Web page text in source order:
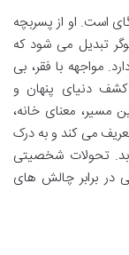
است. او از پسربچه
تبدیل می شود که
مواجهه با فقر، بی
دنیای پنهان و
مسیر، معنای خانه،
می کند و به درک
تحولات شخصیتی
در برابر چالش های